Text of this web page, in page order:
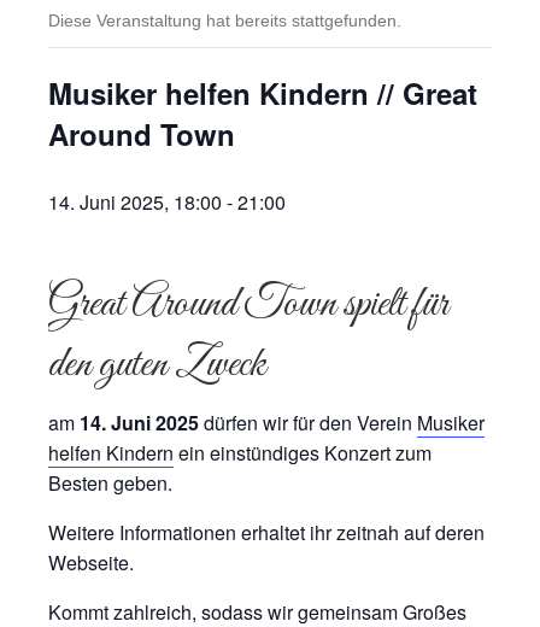
Diese Veranstaltung hat bereits stattgefunden.
Musiker helfen Kindern // Great
Around Town
14. Juni 2025, 18:00 -21:00
Great Around Town spielt für
den guten Zweck
am 14. Juni 2025dürfen wir für den Verein Musiker
helfen Kindern ein einstündiges Konzert zum
Besten geben.
Weitere Informationen erhaltet ihr zeitnah auf deren
Webseite.
Kommt zahlreich, sodass wir gemeinsam Großes